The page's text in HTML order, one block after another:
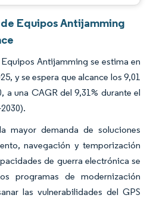
Equipos Antijamming
Antijamming se estima en
y se espera que alcance los 9,01
a una CAGR del 9,31% durante el
mayor demanda de soluciones
navegación y temporización
de guerra electrónica se
programas de modernización
las vulnerabilidades del GPS